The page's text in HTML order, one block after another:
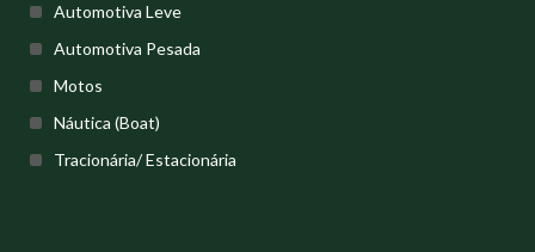
Automotiva Leve
Automotiva Pesada
Motos
Náutica (Boat)
Tracionária/ Estacionária